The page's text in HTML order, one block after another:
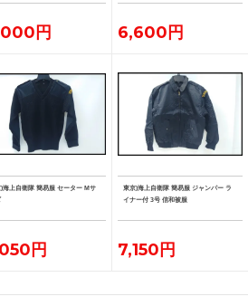
円 6,600円
海上自衛隊 簡易服 セーター Mサ
円
東京)海上自衛隊 簡易服 ジャンパー ラ
イナー付 3号 信和被服
7,150円